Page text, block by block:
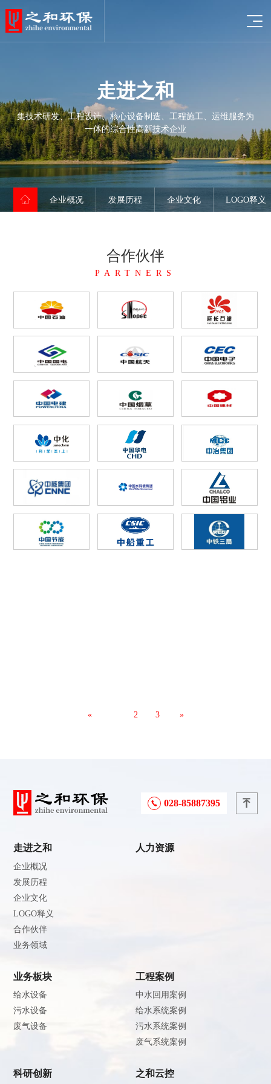
企业概况
发展历程
企业文化
资质证书
荣誉证书
污水系统案例
废气系统案例
科研创新
行业新闻
登录
软件下载
云平台使用手册
联系方式
在线留言
走进之和
集技术研发、工程设计、核心设备制造、工程施工、运维服务为
一体的综合性高新技术企业
企业概况 发展历程 企业文化 LOGO释义
合作伙伴
PARTNERS
« 2 3 »
028-85887395
走进之和
企业概况
发展历程
企业文化
LOGO释义
合作伙伴
业务领域
业务板块
给水设备
污水设备
废气设备
工程案例
中水回用案例
给水系统案例
污水系统案例
废气系统案例
科研创新 之和云控
人力资源